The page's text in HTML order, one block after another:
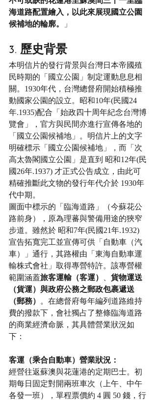
海道路配置繪入，以此來展現國立公園
候補地的輪廓。
」
3. 歷史背景
本明信片的發行背景與台灣日本帝國殖
民時期的「國立公園」制定運動息息相
關。1930年代，台灣總督府開始積極推
動國家公園的設立。昭和10年(民國24
年.1935)配合「始政四十周年紀念台灣博
覽會」，官方與民間亦進行宣傳各地的
「國立公園候補地」。明信片上的文字
明確標示「國立公園候補地」，而「次
高太魯閣國立公園」是直到 昭和12年(民
國26年.1937) 才正式公告成立，由此可
精確推斷此文物的發行年代介於 1930年
代中期。
圖面中標示的「臨海道路」（今蘇花公
路前身），原為理蕃與警備用途的狹窄
步道。雖然於 昭和7年(民國21年.1932)
宣告拓寬完工並宣傳可供「自動車（汽
車）」通行，其路權由「東海自動車運
輸株式會社」取得專營特許。該專營權
範圍涵蓋旅客運輸（客運）
貨物運送
（貨運）與政府公務之郵政包裹遞送
（郵務）
。在總督府每年編列道路維持
費的撥款下，會社獨占了整條臨海道路
的商業經濟命脈，其具體營業狀況如
下：
客運（乘合自動車）營業狀況：
經營往返蘇澳與花蓮港的定期巴士。初
期每日固定對開兩班車次（上午、中午
各發一班），單程票價約 4 圓 50 錢，行